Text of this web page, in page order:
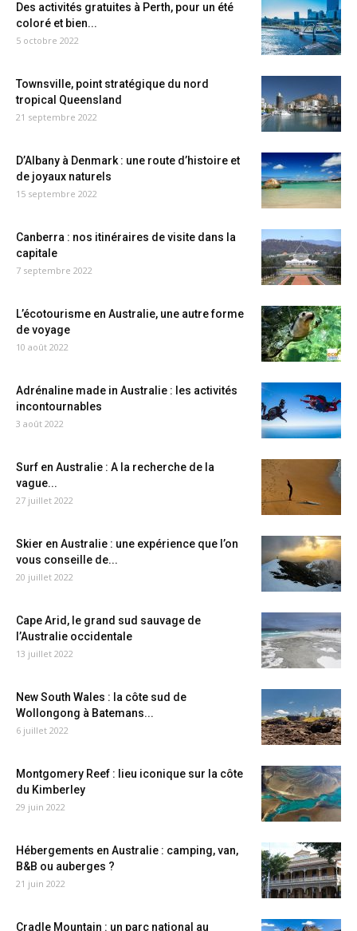
Des activités gratuites à Perth, pour un été
coloré et bien...
5 octobre 2022
Townsville, point stratégique du nord
tropical Queensland
21 septembre 2022
D’Albany à Denmark : une route d’histoire et
de joyaux naturels
15 septembre 2022
Canberra : nos itinéraires de visite dans la
capitale
7 septembre 2022
L’écotourisme en Australie, une autre forme
de voyage
10 août 2022
Adrénaline made in Australie : les activités
incontournables
3 août 2022
Surf en Australie : A la recherche de la
vague...
27 juillet 2022
Skier en Australie : une expérience que l’on
vous conseille de...
20 juillet 2022
Cape Arid, le grand sud sauvage de
l’Australie occidentale
13 juillet 2022
New South Wales : la côte sud de
Wollongong à Batemans...
6 juillet 2022
Montgomery Reef : lieu iconique sur la côte
du Kimberley
29 juin 2022
Hébergements en Australie : camping, van,
B&B ou auberges ?
21 juin 2022
Cradle Mountain : un parc national au